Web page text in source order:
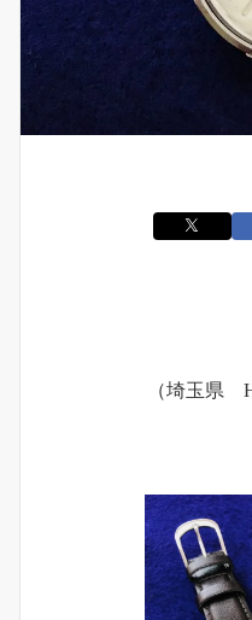
（埼玉県